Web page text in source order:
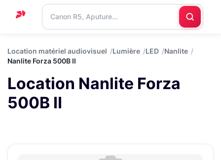
Support
Blog
Nous
contacter
Location matériel audiovisuel Lumière LED
Nanlite
Nanlite Forza 500B II
Location Nanlite Forza
500B II